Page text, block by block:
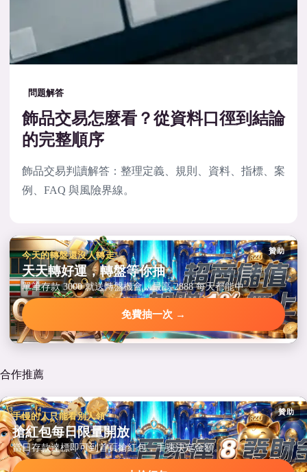
問題解答
飾品交易怎麼看？從資料口徑到結論
的完整順序
飾品交易判讀解答：整理定義、規則、資料、指標、案
例、FAQ 與風險界線。
贊助
今天的轉盤還沒人轉走
天天轉好運，轉盤等你抽
單筆存款 3000 就送轉盤機會，最高 2888 每天都能中。
免費抽一次 →
合作推薦
贊助
手慢的人只能看別人領
搶紅包每日限量開放
當日存款達標即可到首頁搶紅包，手速決定金額。